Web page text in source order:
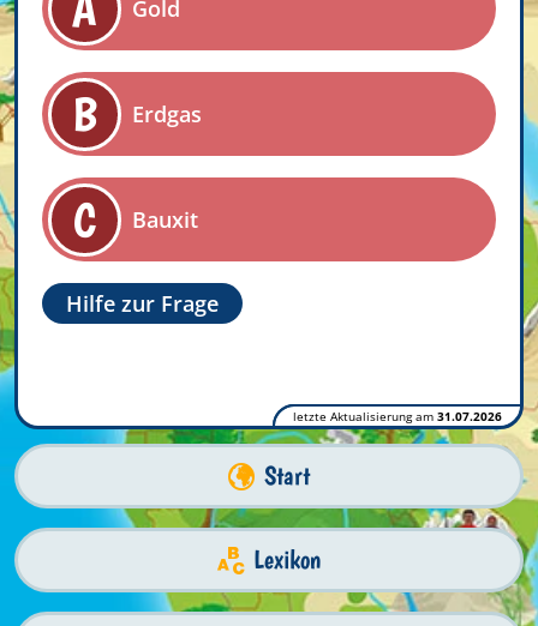
Gold
B Erdgas
C Bauxit
Hilfe zur Frage
letzte Aktualisierung am 31.07.2026
Start
Lexikon